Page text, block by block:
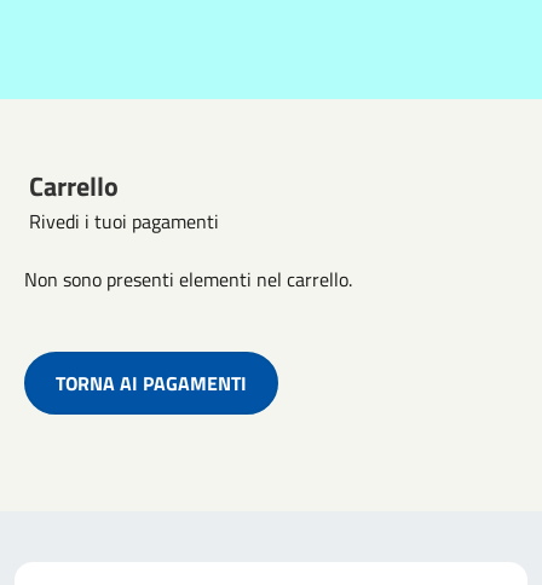
Carrello
Rivedi i tuoi pagamenti
Non sono presenti elementi nel carrello.
TORNA AI PAGAMENTI